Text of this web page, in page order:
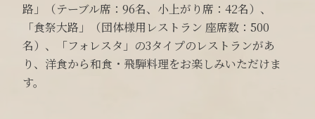
路」（テーブル席：96名、小上がり席：42名）、
「食祭大路」（団体様用レストラン 座席数：500
名）、「フォレスタ」の3タイプのレストランがあ
り、洋食から和食・飛騨料理をお楽しみいただけま
す。